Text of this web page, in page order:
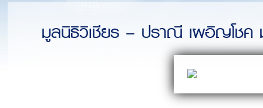
มูลนิธิวิเชียร – ปราณี เผอิญโชค